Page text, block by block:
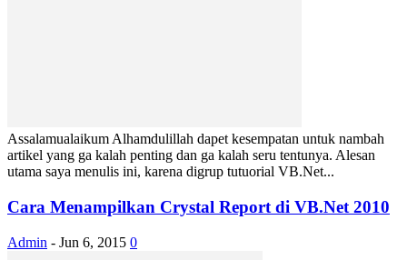
Assalamualaikum Alhamdulillah dapet kesempatan untuk nambah
artikel yang ga kalah penting dan ga kalah seru tentunya. Alesan
utama saya menulis ini, karena digrup tutuorial VB.Net...
Cara Menampilkan Crystal Report di VB.Net 2010
Admin - Jun 6, 2015 0